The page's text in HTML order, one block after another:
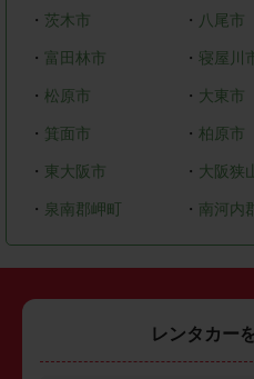
・ 茨木市 ・ 八尾市
・ 富田林市 ・ 寝屋川
・ 松原市 ・ 大東市
・ 箕面市 ・ 柏原市
・ 東大阪市 ・ 大阪狭
・ 泉南郡岬町 ・ 南河内
レンタカー